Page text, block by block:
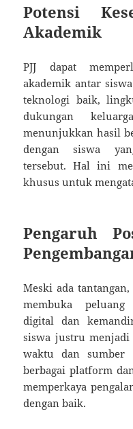
Potensi
Akademik
PJJ dapat
akademik antar
teknologi baik,
dukungan
menunjukkan hasil
dengan siswa
tersebut. Hal ini
khusus untuk
Pengaruh
Meski ada
membuka peluang
digital dan
siswa justru
waktu dan sumber
berbagai platform
memperkaya
dengan baik.